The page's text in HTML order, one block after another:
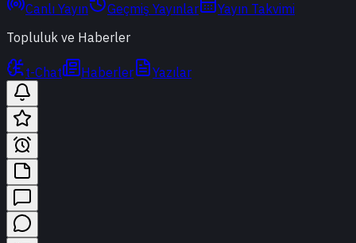
Canlı Yayın Geçmiş Yayınlar
Yayın Takvimi
Topluluk ve Haberler
t-Chat Haberler Yazılar